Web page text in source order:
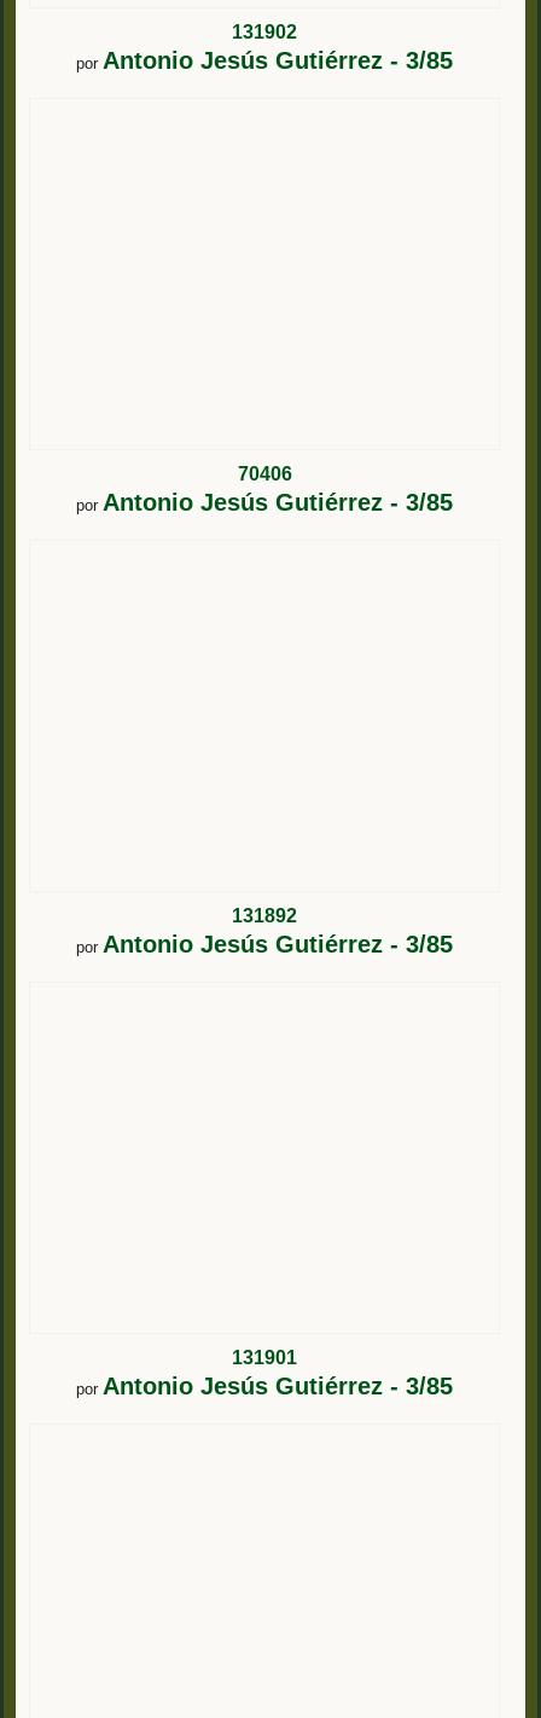
131902
por Antonio Jesús Gutiérrez - 3/85
70406
por Antonio Jesús Gutiérrez - 3/85
131892
por Antonio Jesús Gutiérrez - 3/85
131901
por Antonio Jesús Gutiérrez - 3/85